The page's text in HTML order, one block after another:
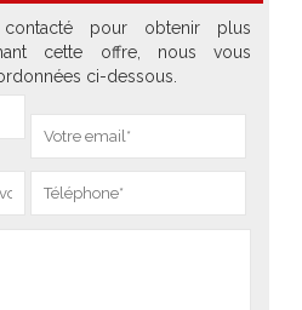
pour obtenir plus
cette offre, nous vous
ci-dessous.